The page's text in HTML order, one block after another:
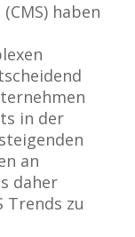
haben
in der
an
daher
Trends zu